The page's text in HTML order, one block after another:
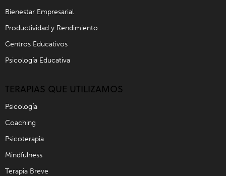
Bienestar Empresarial
Productividad y Rendimiento
Centros Educativos
Psicología Educativa
TERAPIAS QUE UTILIZAMOS
Psicología
Coaching
Psicoterapia
Mindfulness
Terapia Breve